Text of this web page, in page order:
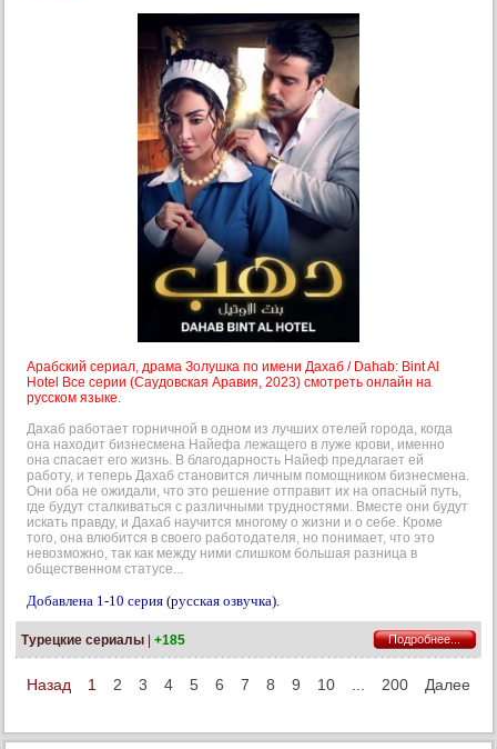
Арабский сериал, драма Золушка по имени Дахаб / Dahab: Bint Al
Hotel Все серии (Саудовская Аравия, 2023) смотреть онлайн на
русском языке.
Дахаб работает горничной в одном из лучших отелей города, когда
она находит бизнесмена Найефа лежащего в луже крови, именно
она спасает его жизнь. В благодарность Найеф предлагает ей
работу, и теперь Дахаб становится личным помощником бизнесмена.
Они оба не ожидали, что это решение отправит их на опасный путь,
где будут сталкиваться с различными трудностями. Вместе они будут
искать правду, и Дахаб научится многому о жизни и о себе. Кроме
того, она влюбится в своего работодателя, но понимает, что это
невозможно, так как между ними слишком большая разница в
общественном статусе...
Добавлена 1-10 серия (русская озвучка).
Турецкие сериалы +185 Подробнее...
Назад 1 2 3 4 5 6 7 8 9 10 200 Далее